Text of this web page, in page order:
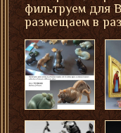
фильтруем для
размещаем в